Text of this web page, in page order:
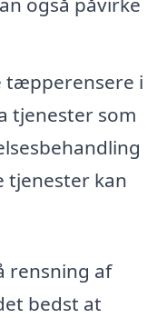
tæpperensere i
tjenester som
tjenester kan
rensning af
bedst at